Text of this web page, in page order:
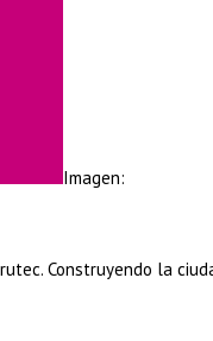
Imagen:
Construyendo la